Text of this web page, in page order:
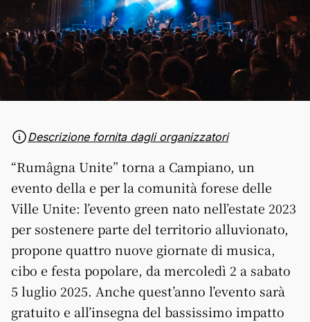
Descrizione fornita dagli organizzatori
“Rumâgna Unite” torna a Campiano, un
evento della e per la comunità forese delle
Ville Unite: l’evento green nato nell’estate 2023
per sostenere parte del territorio alluvionato,
propone quattro nuove giornate di musica,
cibo e festa popolare, da mercoledì 2 a sabato
5 luglio 2025. Anche quest’anno l’evento sarà
gratuito e all’insegna del bassissimo impatto